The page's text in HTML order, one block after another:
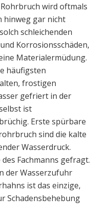
wird oftmals
hinweg gar nicht
schleichenden
Korrosionsschäden,
Materialermüdung.
häufigsten
frostigen
gefriert in der
ist
Erste spürbare
sind die kalte
Wasserdruck.
Fachmanns gefragt.
der Wasserzufuhr
ist das einzige,
Schadensbehebung